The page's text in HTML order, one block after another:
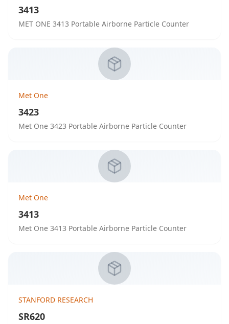
3413
MET ONE 3413 Portable Airborne Particle Counter
Met One
3423
Met One 3423 Portable Airborne Particle Counter
Met One
3413
Met One 3413 Portable Airborne Particle Counter
STANFORD RESEARCH
SR620